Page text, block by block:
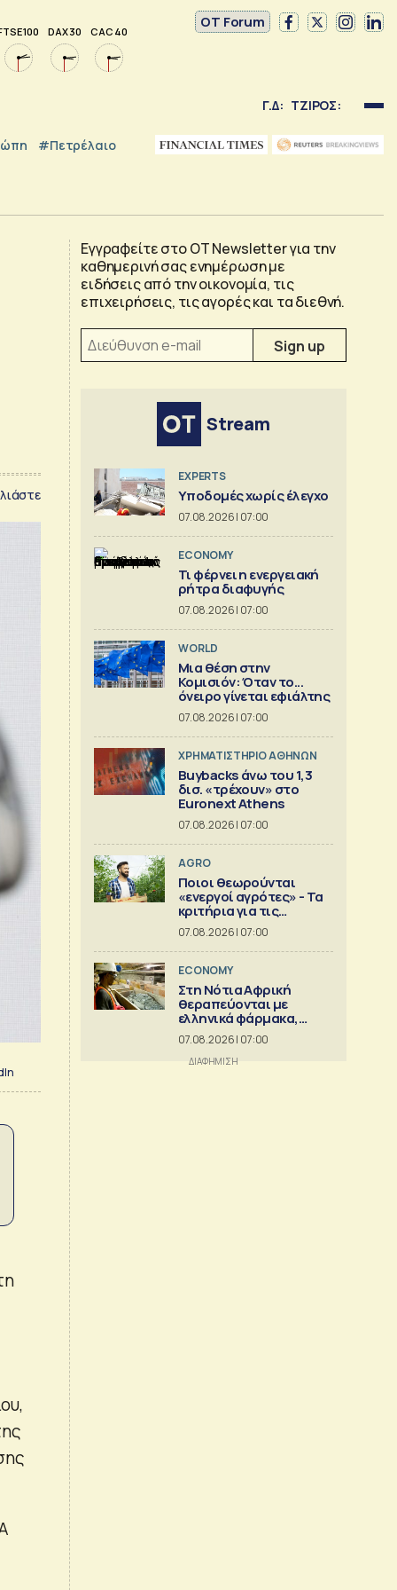
100 DAX 30 CAC 40
OT Forum
Γ.Δ: ΤΖΙΡΟΣ:
#Πετρέλαιο
Εγγραφείτε στο OT Newsletter για την
καθημερινή σας ενημέρωση με
ειδήσεις από την οικονομία, τις
επιχειρήσεις, τις αγορές και τα διεθνή.
Stream
EXPERTS
Υποδομές χωρίς έλεγχο
07.08.2026 | 07:00
ECONOMY
Τι φέρνει η ενεργειακή
ρήτρα διαφυγής
07.08.2026 | 07:00
WORLD
Μια θέση στην
Κομισιόν: Όταν το...
όνειρο γίνεται εφιάλτης
07.08.2026 | 07:00
XΡΗΜΑΤΙΣΤΗΡΙΟ ΑΘΗΝΩΝ
Buybacks άνω του 1,3
δισ. «τρέχουν» στο
Euronext Athens
07.08.2026 | 07:00
AGRO
Ποιοι θεωρούνται
«ενεργοί αγρότες» - Τα
κριτήρια για τις
ενισχύσεις
07.08.2026 | 07:00
ECONOMY
Στη Νότια Αφρική
θεραπεύονται με
ελληνικά φάρμακα,
στέλνουν αργίλιο
07.08.2026 | 07:00